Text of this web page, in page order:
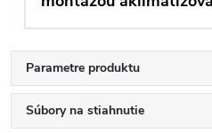
Parametre produktu
Súbory na stiahnutie